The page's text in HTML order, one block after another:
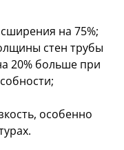
на 75%;
стен трубы
20% больше при
особенно